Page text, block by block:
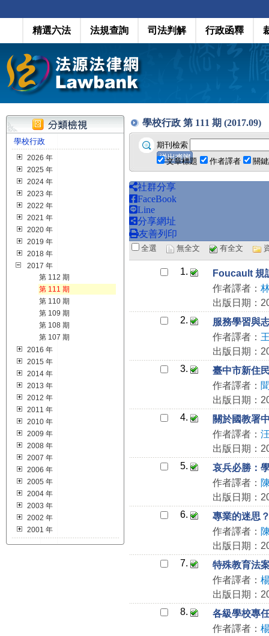
精選六法 法規查詢 司法判解 行政函釋
學校行政
2026 年
2025 年
2024 年
2023 年
2022 年
2021 年
2020 年
2019 年
2018 年
2017 年
第 112 期
第 111 期
第 110 期
第 109 期
第 108 期
第 107 期
2016 年
2015 年
2014 年
2013 年
2012 年
2011 年
2010 年
2009 年
2008 年
2007 年
2006 年
2005 年
2004 年
2003 年
2002 年
2001 年
學校行政 第 111 期 (2017.09)
期刊檢索
文章標題
作者譯者 關
社群分享
FaceBook
Line
分享網址
友善列印
全選 無全文 有全文
1.
Foucault 規
作者譯者：
出版日期：
2.
服務學習與
作者譯者：
出版日期：
3.
臺中市新住
作者譯者：
出版日期：
4.
關於國教署
作者譯者：
出版日期：
5.
哀兵必勝：
作者譯者：
出版日期：
6.
專業的迷思
作者譯者：
出版日期：
7.
特殊教育法
作者譯者：
出版日期：
8.
各級學校專
作者譯者：